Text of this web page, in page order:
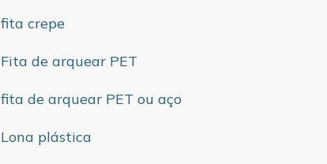
fita crepe
Fita de arquear PET
fita de arquear PET ou aço
Lona plástica